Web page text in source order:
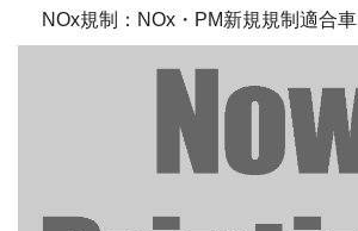
NOx規制：NOx・PM新規規制適合車